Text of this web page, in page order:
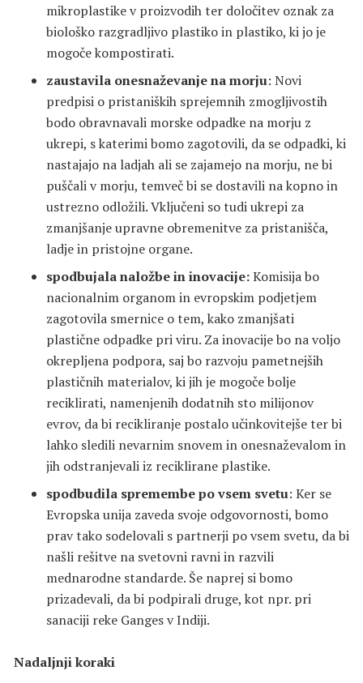
mikroplastike v proizvodih ter določitev oznak za
biološko razgradljivo plastiko in plastiko, ki jo je
mogoče kompostirati.
zaustavila onesnaževanje na morju: Novi
predpisi o pristaniških sprejemnih zmogljivostih
bodo obravnavali morske odpadke na morju z
ukrepi, s katerimi bomo zagotovili, da se odpadki, ki
nastajajo na ladjah ali se zajamejo na morju, ne bi
puščali v morju, temveč bi se dostavili na kopno in
ustrezno odložili. Vključeni so tudi ukrepi za
zmanjšanje upravne obremenitve za pristanišča,
ladje in pristojne organe.
spodbujala naložbe in inovacije:Komisija bo
nacionalnim organom in evropskim podjetjem
zagotovila smernice o tem, kako zmanjšati
plastične odpadke pri viru. Za inovacije bo na voljo
okrepljena podpora, saj bo razvoju pametnejših
plastičnih materialov, ki jih je mogoče bolje
reciklirati, namenjenih dodatnih sto milijonov
evrov, da bi recikliranje postalo učinkovitejše ter bi
lahko sledili nevarnim snovem in onesnaževalom in
jih odstranjevali iz reciklirane plastike.
spodbudila spremembe po vsem svetu: Ker se
Evropska unija zaveda svoje odgovornosti, bomo
prav tako sodelovali s partnerji po vsem svetu, da bi
našli rešitve na svetovni ravni in razvili
mednarodne standarde. Še naprej si bomo
prizadevali, da bi podpirali druge, kot npr. pri
sanaciji reke Ganges v Indiji.
Nadaljnji koraki